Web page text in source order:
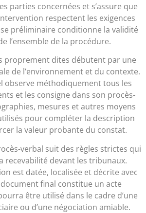
parties concernées et s’assure que
respectent les exigences
préliminaire conditionne la validité
l’ensemble de la procédure.
proprement dites débutent par une
de l’environnement et du contexte.
observe méthodiquement tous les
et les consigne dans son procès-
mesures et autres moyens
pour compléter la description
la valeur probante du constat.
verbal suit des règles strictes qui
recevabilité devant les tribunaux.
est datée, localisée et décrite avec
final constitue un acte
être utilisé dans le cadre d’une
ou d’une négociation amiable.